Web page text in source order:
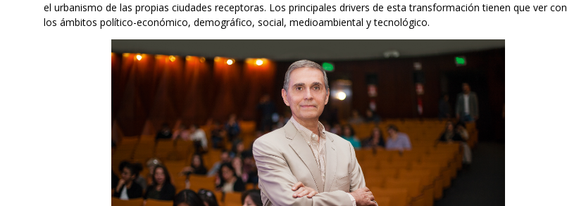
el urbanismo de las propias ciudades receptoras. Los principales drivers de esta transformación tienen que ver con
los ámbitos político-económico, demográfico, social, medioambiental y tecnológico.